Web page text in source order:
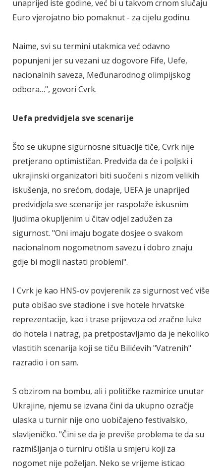
unaprijed iste godine, već bi u takvom crnom slučaju
Euro vjerojatno bio pomaknut - za cijelu godinu.
Naime, svi su termini utakmica već odavno
popunjeni jer su vezani uz dogovore Fife, Uefe,
nacionalnih saveza, Međunarodnog olimpijskog
odbora…", govori Cvrk.
Uefa predvidjela sve scenarije
Što se ukupne sigurnosne situacije tiče, Cvrk nije
pretjerano optimističan. Predviđa da će i poljski i
ukrajinski organizatori biti suočeni s nizom velikih
iskušenja, no srećom, dodaje, UEFA je unaprijed
predvidjela sve scenarije jer raspolaže iskusnim
ljudima okupljenim u čitav odjel zadužen za
sigurnost. "Oni imaju bogate dosjee o svakom
nacionalnom nogometnom savezu i dobro znaju
gdje bi mogli nastati problemi".
I Cvrk je kao HNS-ov povjerenik za sigurnost već više
puta obišao sve stadione i sve hotele hrvatske
reprezentacije, kao i trase prijevoza od zračne luke
do hotela i natrag, pa pretpostavljamo da je nekoliko
vlastitih scenarija koji se tiču Bilićevih "Vatrenih"
razradio i on sam.
S obzirom na bombu, ali i političke razmirice unutar
Ukrajine, njemu se izvana čini da ukupno ozračje
ulaska u turnir nije ono uobičajeno festivalsko,
slavljeničko. "Čini se da je previše problema te da su
razmišljanja o turniru otišla u smjeru koji za
nogomet nije poželjan. Neko se vrijeme isticao